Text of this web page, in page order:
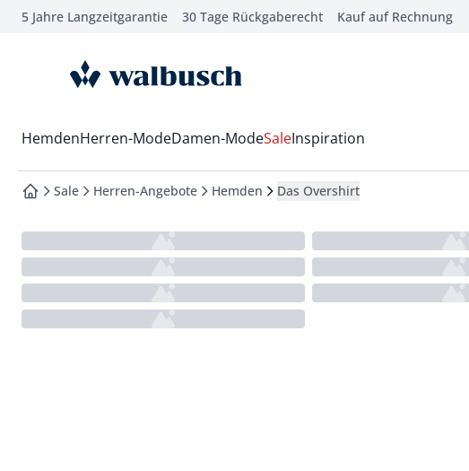
springen
springen
springen
5 Jahre Langzeitgarantie 30 Tage Rückgaberecht Kauf auf Rechnung
zur Startseite
Wechsel in das Menü mit Pfeil-Runter Taste
HemdenHerren-ModeDamen-ModeSaleInspiration
zur Startseite
Sale Herren-Angebote Hemden Das Overshirt